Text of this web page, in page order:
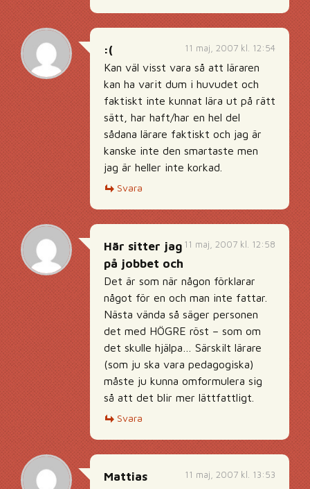
11 maj, 2007 kl. 12:54
:(
Kan väl visst vara så att läraren
kan ha varit dum i huvudet och
faktiskt inte kunnat lära ut på rätt
sätt, har haft/har en hel del
sådana lärare faktiskt och jag är
kanske inte den smartaste men
jag är heller inte korkad.
Svara
11 maj, 2007 kl. 12:58
Här sitter jag
på jobbet och
Det är som när någon förklarar
något för en och man inte fattar.
Nästa vända så säger personen
det med HÖGRE röst – som om
det skulle hjälpa… Särskilt lärare
(som ju ska vara pedagogiska)
måste ju kunna omformulera sig
så att det blir mer lättfattligt.
Svara
11 maj, 2007 kl. 13:53
Mattias